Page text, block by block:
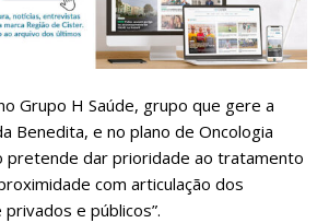
Grupo H Saúde, grupo que gere a
Benedita, e no plano de Oncologia
pretende dar prioridade ao tratamento
com articulação dos
e públicos”.